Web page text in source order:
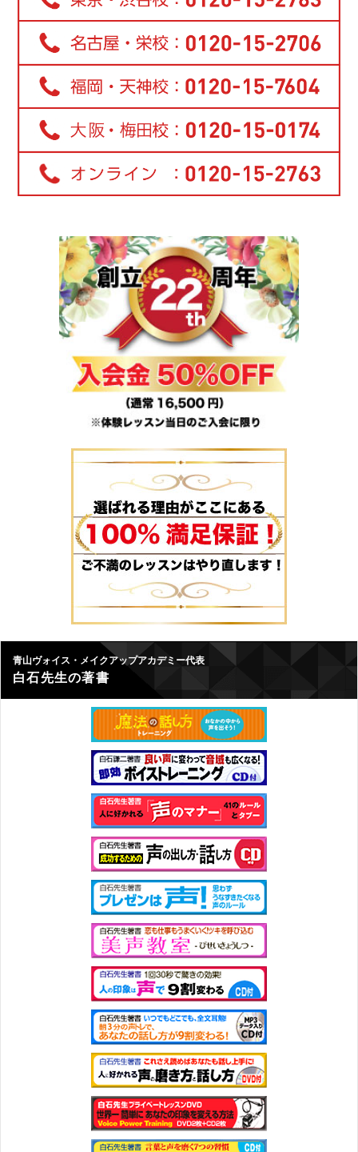
青山ヴォイス・メイクアップアカデミー代表
白石先生の著書